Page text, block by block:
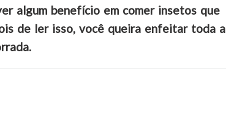
algum benefício em comer insetos que
de ler isso, você queira enfeitar toda a